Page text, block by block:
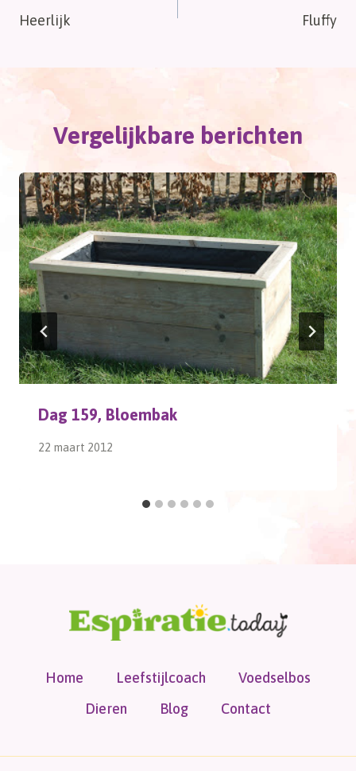
navigatie
Heerlijk Fluffy
Vergelijkbare berichten
Dag 159, Bloembak
22 maart 2012
Home Leefstijlcoach
Voedselbos
Dieren
Blog Contact